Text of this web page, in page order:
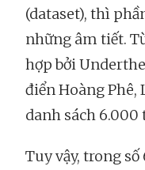
(dataset), thì
những âm tiết.
hợp bởi
điển Hoàng Phê,
danh sách
Tuy vậy, trong